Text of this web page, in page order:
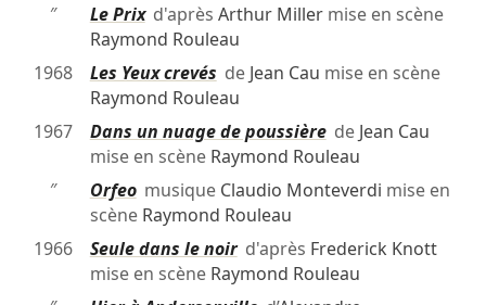
″
Le Prixd'après Arthur Millermise en scène
Raymond Rouleau
1968
Les Yeux crevés de Jean Cau mise en scène
Raymond Rouleau
1967
Dans un nuage de poussièrede Jean Cau
mise en scène Raymond Rouleau
″
Orfeomusique Claudio Monteverdi mise en
scène Raymond Rouleau
1966
Seule dans le noird'après Frederick Knott
mise en scène Raymond Rouleau